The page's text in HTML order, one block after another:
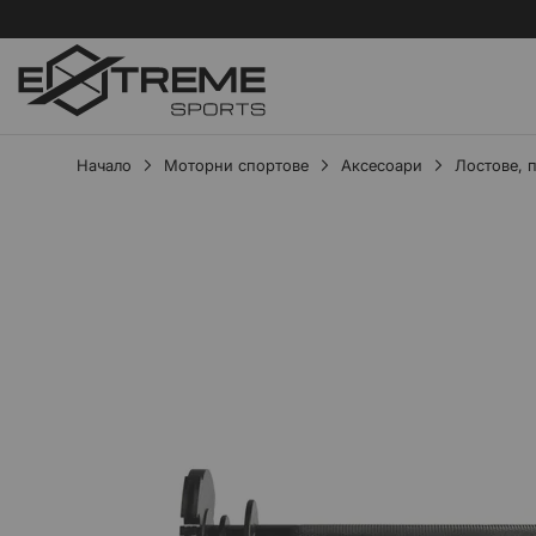
Начало Моторни спортове Аксесоари Лостове,